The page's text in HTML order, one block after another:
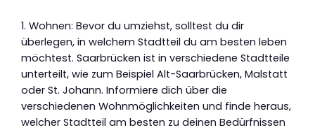
1. Wohnen: Bevor du umziehst, solltest du dir
überlegen, in welchem Stadtteil du am besten leben
möchtest. Saarbrücken ist in verschiedene Stadtteile
unterteilt, wie zum Beispiel Alt-Saarbrücken, Malstatt
oder St. Johann. Informiere dich über die
verschiedenen Wohnmöglichkeiten und finde heraus,
welcher Stadtteil am besten zu deinen Bedürfnissen